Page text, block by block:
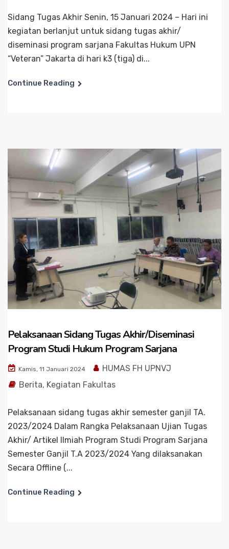
Sidang Tugas Akhir Senin, 15 Januari 2024 – Hari ini
kegiatan berlanjut untuk sidang tugas akhir/
diseminasi program sarjana Fakultas Hukum UPN
“Veteran” Jakarta di hari k3 (tiga) di...
Continue Reading
Pelaksanaan Sidang Tugas Akhir/Diseminasi
Program Studi Hukum Program Sarjana
Kamis, 11 Januari 2024
HUMAS FH UPNVJ
Berita, Kegiatan Fakultas
Pelaksanaan sidang tugas akhir semester ganjil TA.
2023/2024 Dalam Rangka Pelaksanaan Ujian Tugas
Akhir/ Artikel Ilmiah Program Studi Program Sarjana
Semester Ganjil T.A 2023/2024 Yang dilaksanakan
Secara Offline (...
Continue Reading